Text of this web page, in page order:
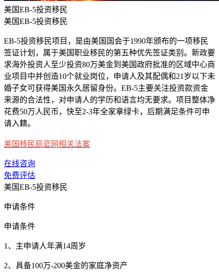
美国EB-5投资移民
美国EB-5投资移民
EB-5投资移民项目，是由美国国会于1990年颁布的一项移民
签证计划，属于美国职业移民的第五种优先签证类别。新政要
求海外投资人至少投资80万美金到美国政府批准的区域中心商
业项目中并创造10个就业岗位，申请人及其配偶和21岁以下未
婚子女可获得美国永久居留身份。EB-5主要关注投资款资金
来源的合法性，对申请人的学历和语言均无要求。项目整体净
花费50万人民币，快至2-3年全家拿绿卡，后期满足条件可申
请入籍。
美国移民局官网相关法案
在线咨询
免费评估
美国EB-5投资移民
申请条件
申请条件
1、主申请人年满14周岁
2、具备100万-200美金的家庭净资产